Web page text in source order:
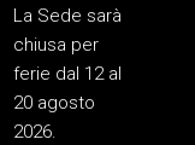
La Sede sarà
chiusa per
ferie dal 12 al
20 agosto
2026.